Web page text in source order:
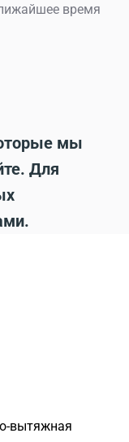
время
мы
Для
вытяжная